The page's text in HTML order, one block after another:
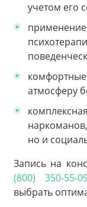
учетом его
атмосферу
комплексная
но и
Запись на
(800) 350-55-
выбрать